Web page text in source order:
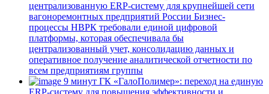
централизованную ERP-систему для крупнейшей сети
вагоноремонтных предприятий России Бизнес-
процессы НВРК требовали единой цифровой
платформы, которая обеспечивала бы
централизованный учет, консолидацию данных и
оперативное получение аналитической отчетности по
всем предприятиям группы
9 минут ГК «ГалоПолимер»: переход на единую